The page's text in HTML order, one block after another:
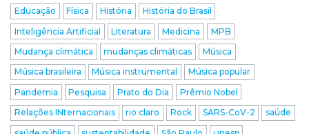
Educação
Física História
História do Brasil
Inteligência Artificial
Literatura Medicina
MPB
Mudança climática
mudanças climáticas
Música
Música brasileira
Música instrumental
Música popular
Pandemia
Pesquisa Prato do Dia
Prêmio Nobel
Relações INternacionais
rio claro Rock SARS-CoV-2
saúde